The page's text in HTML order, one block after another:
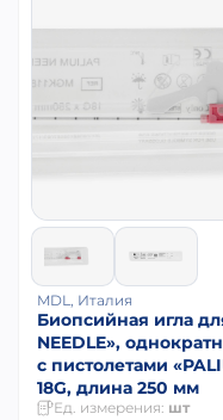
MDL, Италия
Биопсийная игла
NEEDLE»,
с пистолетами
18G, длина 250 мм
Ед. измерения: шт